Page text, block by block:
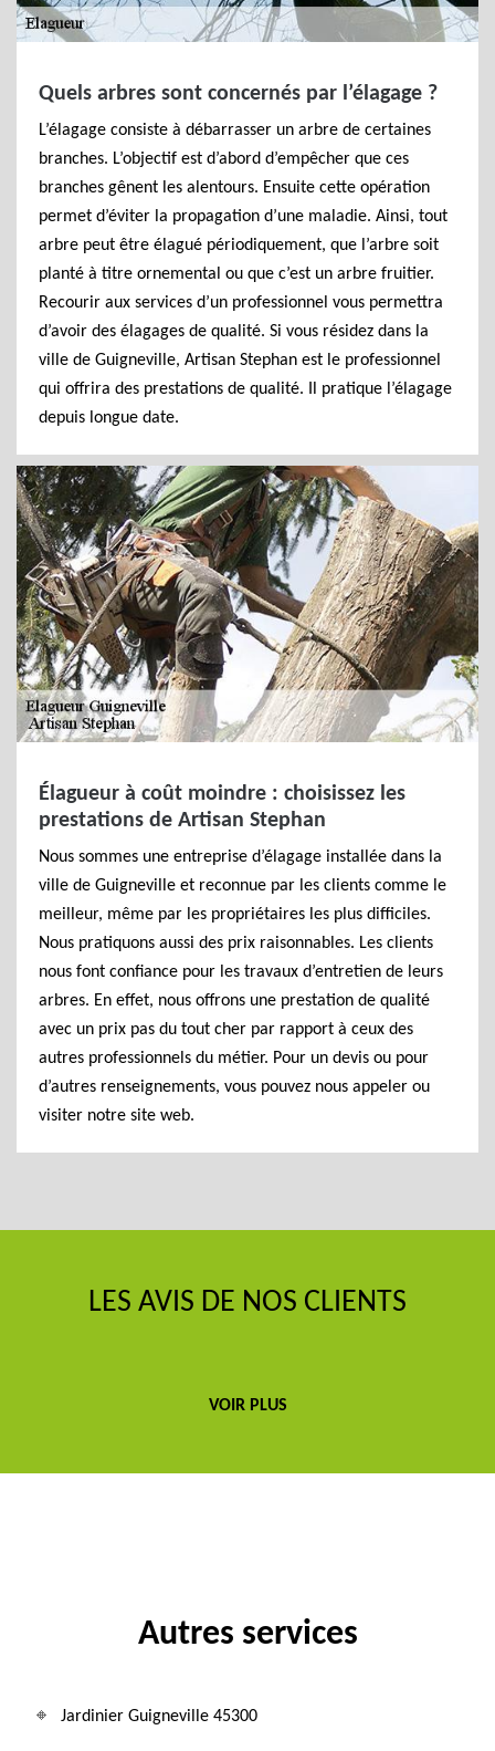
Quels arbres sont concernés par l’élagage ?
L’élagage consiste à débarrasser un arbre de certaines
branches. L’objectif est d’abord d’empêcher que ces
branches gênent les alentours. Ensuite cette opération
permet d’éviter la propagation d’une maladie. Ainsi, tout
arbre peut être élagué périodiquement, que l’arbre soit
planté à titre ornemental ou que c’est un arbre fruitier.
Recourir aux services d’un professionnel vous permettra
d’avoir des élagages de qualité. Si vous résidez dans la
ville de Guigneville, Artisan Stephan est le professionnel
qui offrira des prestations de qualité. Il pratique l’élagage
depuis longue date.
Élagueur à coût moindre : choisissez les
prestations de Artisan Stephan
Nous sommes une entreprise d’élagage installée dans la
ville de Guigneville et reconnue par les clients comme le
meilleur, même par les propriétaires les plus difficiles.
Nous pratiquons aussi des prix raisonnables. Les clients
nous font confiance pour les travaux d’entretien de leurs
arbres. En effet, nous offrons une prestation de qualité
avec un prix pas du tout cher par rapport à ceux des
autres professionnels du métier. Pour un devis ou pour
d’autres renseignements, vous pouvez nous appeler ou
visiter notre site web.
LES AVIS DE NOS CLIENTS
VOIR PLUS
Autres services
Jardinier Guigneville 45300